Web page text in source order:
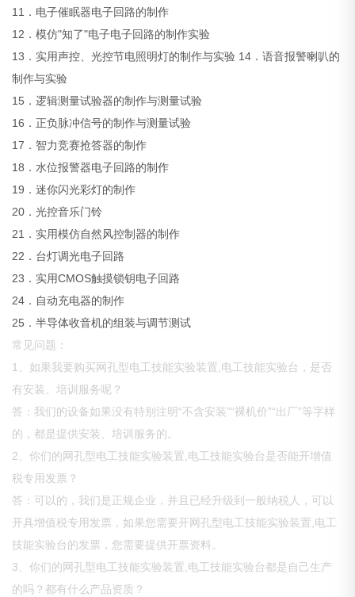
11．电子催眠器电子回路的制作
12．模仿"知了"电子电子回路的制作实验
13．实用声控、光控节电照明灯的制作与实验 14．语音报警喇叭的
制作与实验
15．逻辑测量试验器的制作与测量试验
16．正负脉冲信号的制作与测量试验
17．智力竞赛抢答器的制作
18．水位报警器电子回路的制作
19．迷你闪光彩灯的制作
20．光控音乐门铃
21．实用模仿自然风控制器的制作
22．台灯调光电子回路
23．实用CMOS触摸锁钥电子回路
24．自动充电器的制作
25．半导体收音机的组装与调节测试
常见问题：
1、如果我要购买网孔型电工技能实验装置,电工技能实验台，是否
有安装、培训服务呢？
答：我们的设备如果没有特别注明“不含安装”“裸机价”“出厂”等字样
的，都是提供安装、培训服务的。
2、你们的网孔型电工技能实验装置,电工技能实验台是否能开增值
税专用发票？
答：可以的，我们是正规企业，并且已经升级到一般纳税人，可以
开具增值税专用发票，如果您需要开网孔型电工技能实验装置,电工
技能实验台的发票，您需要提供开票资料。
3、你们的网孔型电工技能实验装置,电工技能实验台都是自己生产
的吗？都有什么产品资质？